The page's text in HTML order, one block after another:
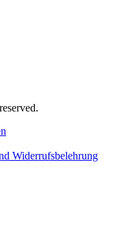
Widerrufsbelehrung